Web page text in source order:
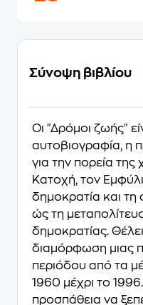
Σύνοψη βιβλίου
Οι "Δρόμοι ζωής"
αυτοβιογραφία, η
για την πορεία
Κατοχή, τον
δημοκρατία και τη
ώς τη
δημοκρατίας.
διαμόρφωση μιας
περιόδου από τα
1960 μέχρι το
προσπάθεια να